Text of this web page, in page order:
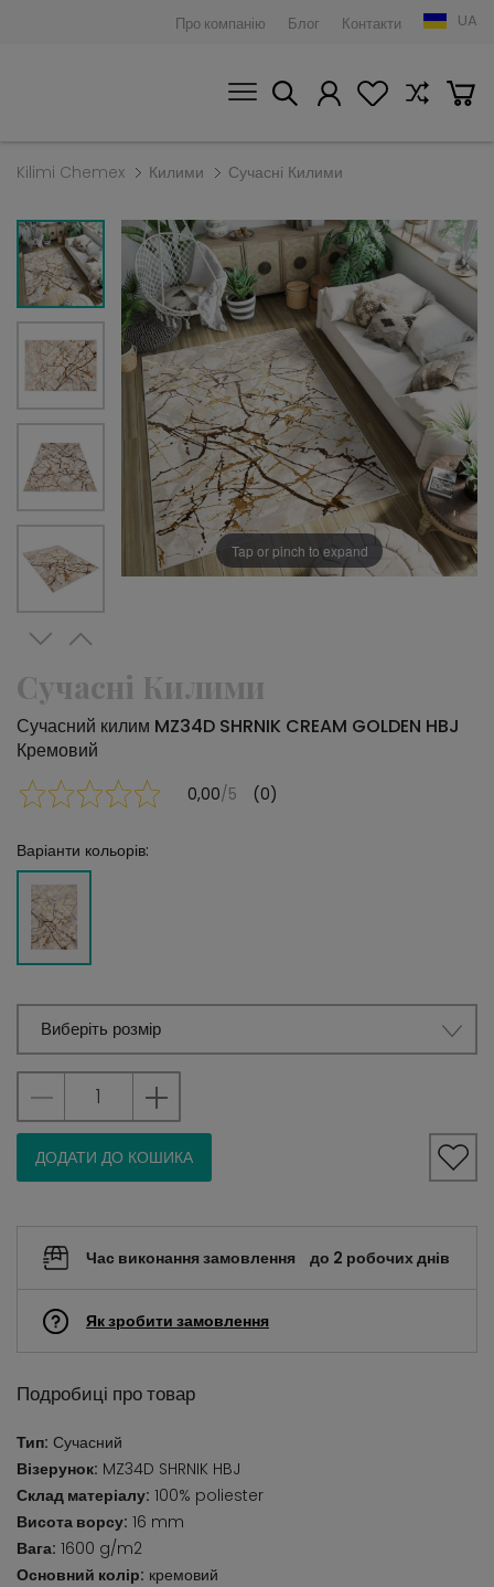
Про компанію Блог Контакти UA
Kilimi Chemex Килими Сучасні Килими
Tap or pinch to expand
Сучасні Килими
Сучасний килим MZ34D SHRNIK CREAM GOLDEN HBJ
Кремовий
0,00/5 (0)
Варіанти кольорів:
Виберіть розмір
ДОДАТИ ДО КОШИКА
Час виконання замовлення до 2 робочих днів
Як зробити замовлення
Подробиці про товар
Тип: Сучасний
Візерунок: MZ34D SHRNIK HBJ
Склад матеріалу: 100% poliester
Висота ворсу: 16 mm
Вага: 1600 g/m2
Основний колір: кремовий